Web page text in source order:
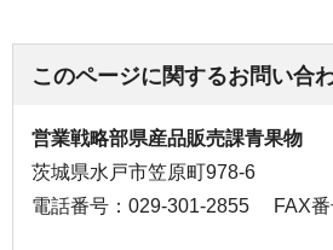
このページに関するお問い合
営業戦略部県産品販売課青果物
茨城県水戸市笠原町978-6
電話番号：029-301-2855
FAX